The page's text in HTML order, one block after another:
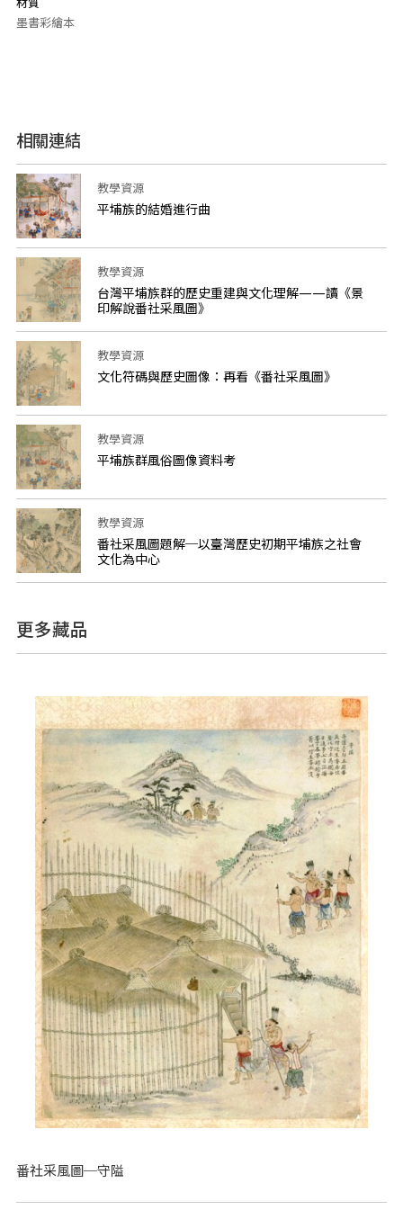
墨書彩繪本
相關連結
教學資源
平埔族的結婚進行曲
教學資源
台灣平埔族群的歷史重建與文化理解——讀《景
印解說番社采風圖》
教學資源
文化符碼與歷史圖像：再看《番社采風圖》
教學資源
平埔族群風俗圖像資料考
教學資源
番社采風圖題解─以臺灣歷史初期平埔族之社會
文化為中心
更多藏品
番社采風圖─守隘